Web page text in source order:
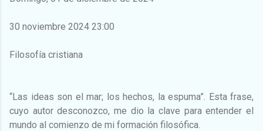
30 noviembre 2024 23:00
Filosofía cristiana
“Las ideas son el mar; los hechos, la espuma”. Esta frase,
cuyo autor desconozco, me dio la clave para entender el
mundo al comienzo de mi formación filosófica.